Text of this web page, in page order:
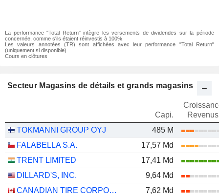
La performance "Total Return" intègre les versements de dividendes sur la période
concernée, comme s'ils étaient réinvestis à 100%.
Les valeurs annotées (TR) sont affichées avec leur performance "Total Return"
(uniquement si disponible)
Cours en clôtures
Secteur Magasins de détails et grands magasins
Capi.
Revenus
TOKMANNI GROUP OYJ
485 M
FALABELLA S.A.
17,57 Md
TRENT LIMITED
17,41 Md
DILLARD'S, INC.
9,64 Md
CANADIAN TIRE CORPORATION, LIMITED
7,62 Md